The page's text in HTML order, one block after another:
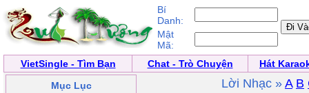
Bí
Danh:
Mật
Mã:
VietSingle - Tìm Bạn
Chat - Trò Chuyện
Hát
Mục Lục
Lời Nhạc » A B